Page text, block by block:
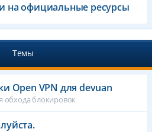
на официальные ресурсы
Темы
Open VPN для devuan
обхода блокировок